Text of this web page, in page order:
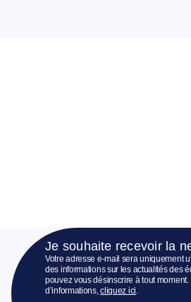
Je souhaite recevoir la
Votre adresse e-mail sera uniquement
des informations sur les actualités des
pouvez vous désinscrire à tout moment.
d’informations,cliquez ici.